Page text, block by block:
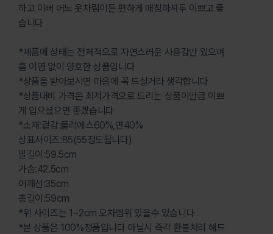
하고 이뻐 어느 옷차림이든 편하게 매칭하셔두 이쁘고 좋
습니다
*제품에 상태는 전체적으로 자연스러운 사용감만 있으며
흠 이염 없이 양호한 상품입니다
*상품을 받아보시면 마음에 꼭 드실거라 생각합니다
*상품대비 가격은 최저가격으로 드리는 상품이만큼 이쁘
게 입으셨으면 좋겠습니다
*소재:겉감:폴리에스60%,면40%
상표사이즈:85(55정도됩니다)
팔길이:59.5cm
가슴:42.5cm
어깨선:35cm
총길이:59cm
*위 사이즈는 1~2cm 오차범위 있을수 있습니다
*본 상품은 100%정품입니다 아닐시 즉각 환불처리 해드